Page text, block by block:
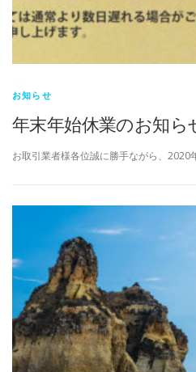
お知らせ
年末年始休業のお知ら
お取引業者様各位誠に勝手ながら、2020